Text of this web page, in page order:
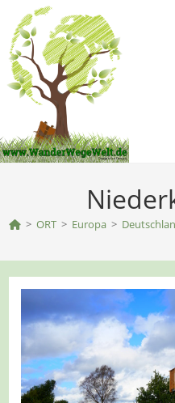
Inhalt
springen
> ORT > Europa >